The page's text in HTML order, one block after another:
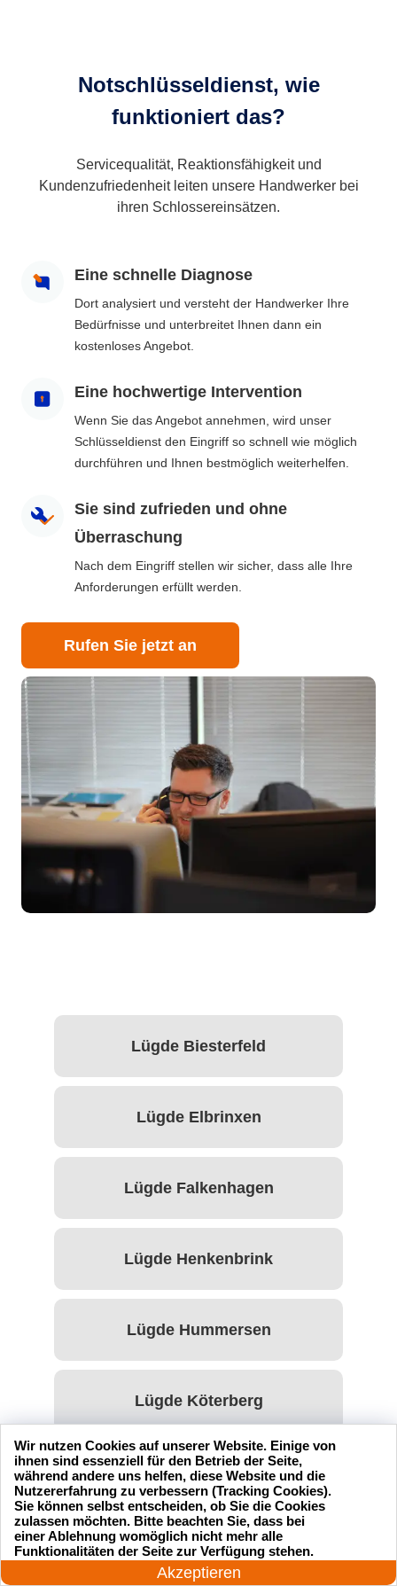
Notschlüsseldienst, wie
funktioniert das?
Servicequalität, Reaktionsfähigkeit und
Kundenzufriedenheit leiten unsere Handwerker bei
ihren Schlossereinsätzen.
Eine schnelle Diagnose
Dort analysiert und versteht der Handwerker Ihre
Bedürfnisse und unterbreitet Ihnen dann ein
kostenloses Angebot.
Eine hochwertige Intervention
Wenn Sie das Angebot annehmen, wird unser
Schlüsseldienst den Eingriff so schnell wie möglich
durchführen und Ihnen bestmöglich weiterhelfen.
Sie sind zufrieden und ohne
Überraschung
Nach dem Eingriff stellen wir sicher, dass alle Ihre
Anforderungen erfüllt werden.
Rufen Sie jetzt an
Lügde Biesterfeld
Lügde Elbrinxen
Lügde Falkenhagen
Lügde Henkenbrink
Lügde Hummersen
Lügde Köterberg
Lügde Niese
Lügde Ratsiek
24 Stunden am Tag
Akzeptieren
Wir nutzen Cookies auf unserer Website. Einige von
ihnen sind essenziell für den Betrieb der Seite,
während andere uns helfen, diese Website und die
Nutzererfahrung zu verbessern (Tracking Cookies).
Sie können selbst entscheiden, ob Sie die Cookies
zulassen möchten. Bitte beachten Sie, dass bei
einer Ablehnung womöglich nicht mehr alle
Funktionalitäten der Seite zur Verfügung stehen.